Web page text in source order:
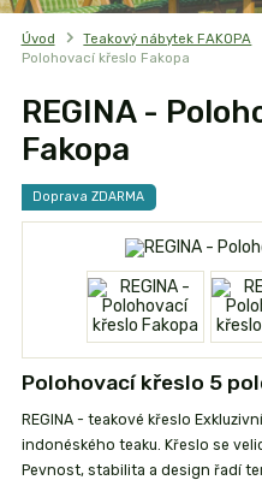
Úvod Teakový nábytek FAKOPA
Polohovací křeslo Fakopa
REGINA -
Fakopa
Doprava ZDARMA
Polohovací křeslo 5
REGINA - teakové křeslo
indonéského teaku. Křeslo se
Pevnost, stabilita a design řadí